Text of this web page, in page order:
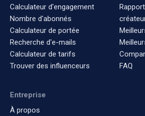
Calculateur d'engagement
Nombre d'abonnés
Calculateur de portée
Recherche d'e-mails
Calculateur de tarifs
Trouver des influenceurs
FAQ
Entreprise
À propos